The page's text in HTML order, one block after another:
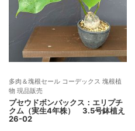
多肉＆塊根セール コーデックス 塊根植
物 現品販売
プセウドボンバックス：エリプチ
クム（実生4年株） 3.5号鉢植え
26-02